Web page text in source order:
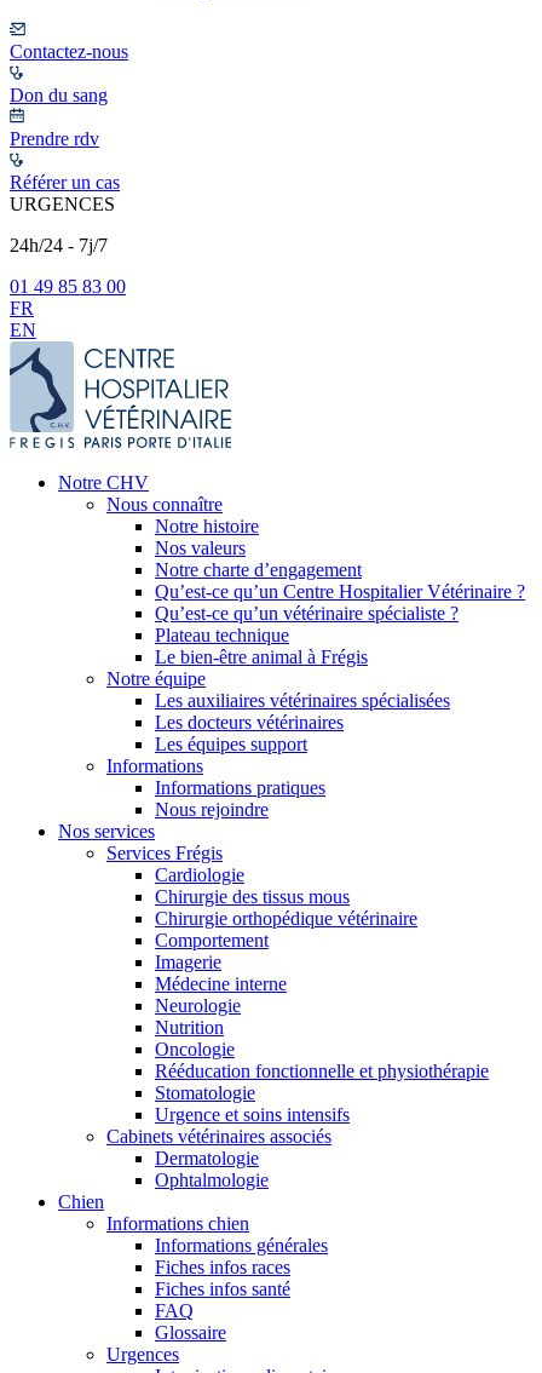
Contactez-nous
Don du sang
Prendre rdv
Référer un cas
URGENCES
24h/24 - 7j/7
01 49 85 83 00
FR
EN
Notre CHV
Nous connaître
Notre histoire
Nos valeurs
Notre charte d’engagement
Qu’est-ce qu’un Centre Hospitalier Vétérinaire ?
Qu’est-ce qu’un vétérinaire spécialiste ?
Plateau technique
Le bien-être animal à Frégis
Notre équipe
Les auxiliaires vétérinaires spécialisées
Les docteurs vétérinaires
Les équipes support
Informations
Informations pratiques
Nous rejoindre
Nos services
Services Frégis
Cardiologie
Chirurgie des tissus mous
Chirurgie orthopédique vétérinaire
Comportement
Imagerie
Médecine interne
Neurologie
Nutrition
Oncologie
Rééducation fonctionnelle et physiothérapie
Stomatologie
Urgence et soins intensifs
Cabinets vétérinaires associés
Dermatologie
Ophtalmologie
Chien
Informations chien
Informations générales
Fiches infos races
Fiches infos santé
FAQ
Glossaire
Urgences